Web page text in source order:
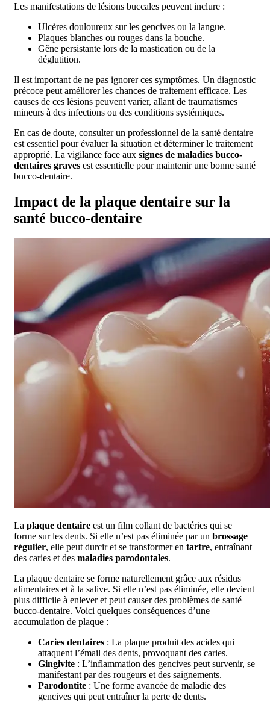
Les manifestations de lésions buccales peuvent inclure :
Ulcères douloureux sur les gencives ou la langue.
Plaques blanches ou rouges dans la bouche.
Gêne persistante lors de la mastication ou de la
déglutition.
Il est important de ne pas ignorer ces symptômes. Un diagnostic
précoce peut améliorer les chances de traitement efficace. Les
causes de ces lésions peuvent varier, allant de traumatismes
mineurs à des infections ou des conditions systémiques.
En cas de doute, consulter un professionnel de la santé dentaire
est essentiel pour évaluer la situation et déterminer le traitement
approprié. La vigilance face aux signes de maladies bucco-
dentaires graves est essentielle pour maintenir une bonne santé
bucco-dentaire.
Impact de la plaque dentaire sur la
santé bucco-dentaire
La plaque dentaire est un film collant de bactéries qui se
forme sur les dents. Si elle n’est pas éliminée par un brossage
régulier, elle peut durcir et se transformer en tartre, entraînant
des caries et des maladies parodontales.
La plaque dentaire se forme naturellement grâce aux résidus
alimentaires et à la salive. Si elle n’est pas éliminée, elle devient
plus difficile à enlever et peut causer des problèmes de santé
bucco-dentaire. Voici quelques conséquences d’une
accumulation de plaque :
Caries dentaires : La plaque produit des acides qui
attaquent l’émail des dents, provoquant des caries.
Gingivite : L’inflammation des gencives peut survenir, se
manifestant par des rougeurs et des saignements.
Parodontite : Une forme avancée de maladie des
gencives qui peut entraîner la perte de dents.